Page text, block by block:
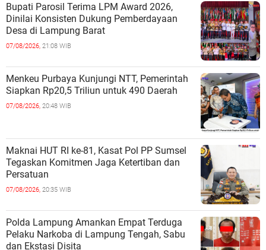
Bupati Parosil Terima LPM Award 2026,
Dinilai Konsisten Dukung Pemberdayaan
Desa di Lampung Barat
07/08/2026, 21:08 WIB
Menkeu Purbaya Kunjungi NTT, Pemerintah
Siapkan Rp20,5 Triliun untuk 490 Daerah
07/08/2026, 20:48 WIB
Maknai HUT RI ke-81, Kasat Pol PP Sumsel
Tegaskan Komitmen Jaga Ketertiban dan
Persatuan
07/08/2026, 20:35 WIB
Polda Lampung Amankan Empat Terduga
Pelaku Narkoba di Lampung Tengah, Sabu
dan Ekstasi Disita